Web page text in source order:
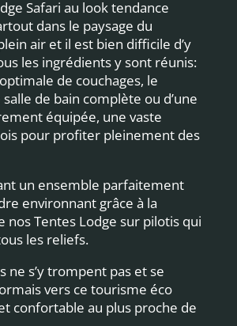
Safari au look tendance
dans le paysage du
air et il est bien difficile d’y
les ingrédients y sont réunis:
de couchages, le
de bain complète ou d’une
équipée, une vaste
pour profiter pleinement des
un ensemble parfaitement
environnant grâce à la
nos Tentes Lodge sur pilotis qui
les reliefs.
ne s’y trompent pas et se
vers ce tourisme éco
confortable au plus proche de